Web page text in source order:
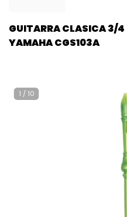
GUITARRA CLASICA 3/4
YAMAHA CGS103A
1 / 10